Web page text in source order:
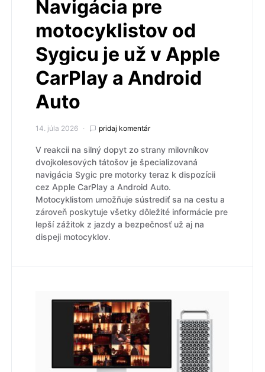
Navigácia pre
motocyklistov od
Sygicu je už v Apple
CarPlay a Android
Auto
14. júla 2026 pridaj komentár
V reakcii na silný dopyt zo strany milovníkov
dvojkolesových tátošov je špecializovaná
navigácia Sygic pre motorky teraz k dispozícii
cez Apple CarPlay a Android Auto.
Motocyklistom umožňuje sústrediť sa na cestu a
zároveň poskytuje všetky dôležité informácie pre
lepší zážitok z jazdy a bezpečnosť už aj na
dispeji motocyklov.